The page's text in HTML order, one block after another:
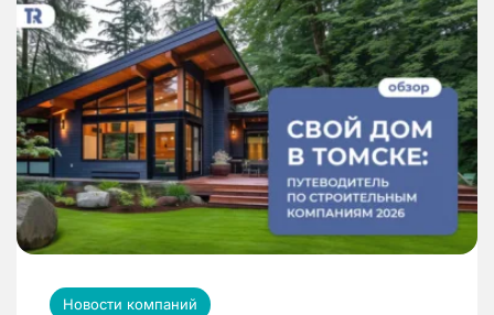
Новости компаний